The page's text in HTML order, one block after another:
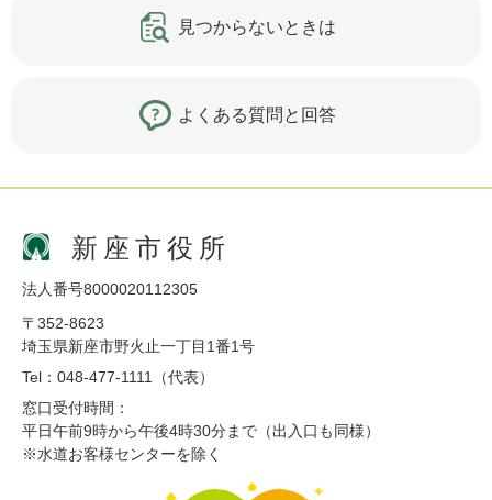
見つからないときは
よくある質問と回答
新座市役所
法人番号8000020112305
〒352-8623
埼玉県新座市野火止一丁目1番1号
Tel：048-477-1111（代表）
窓口受付時間：
平日午前9時から午後4時30分まで（出入口も同様）
※水道お客様センターを除く